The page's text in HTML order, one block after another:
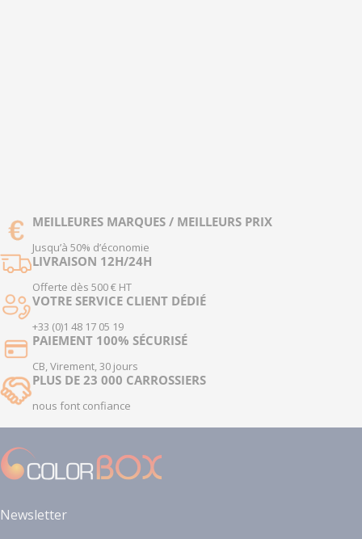
MEILLEURES MARQUES / MEILLEURS PRIX
Jusqu’à 50% d’économie
LIVRAISON 12H/24H
Offerte dès 500 € HT
VOTRE SERVICE CLIENT DÉDIÉ
+33 (0)1 48 17 05 19
PAIEMENT 100% SÉCURISÉ
CB, Virement, 30 jours
PLUS DE 23 000 CARROSSIERS
nous font confiance
Newsletter